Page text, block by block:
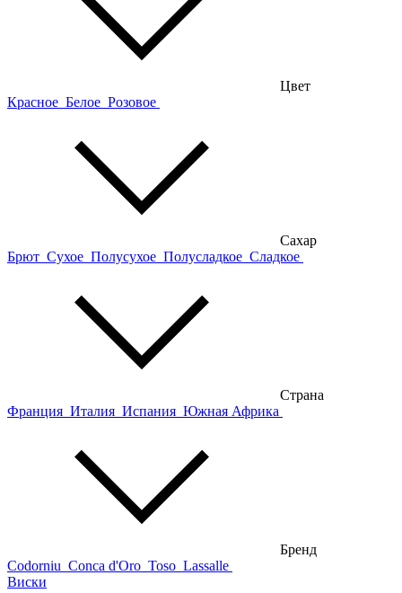
Цвет
Красное Белое Розовое
Сахар
Брют Сухое Полусухое Полусладкое Сладкое
Страна
Франция Италия Испания Южная Африка
Бренд
Codorniu Conca d'Oro Toso Lassalle
Виски